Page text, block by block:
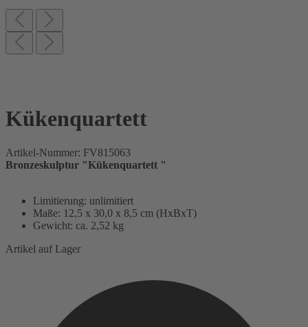
Kükenquartett
Artikel-Nummer: FV815063
Bronzeskulptur "Kükenquartett "
Limitierung: unlimitiert
Maße: 12,5 x 30,0 x 8,5 cm (HxBxT)
Gewicht: ca. 2,52 kg
Artikel auf Lager